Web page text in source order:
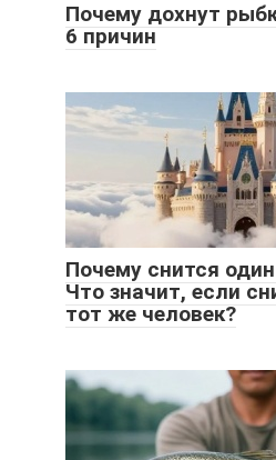
Почему дохнут
6 причин
Почему снится
Что значит, если
тот же человек?